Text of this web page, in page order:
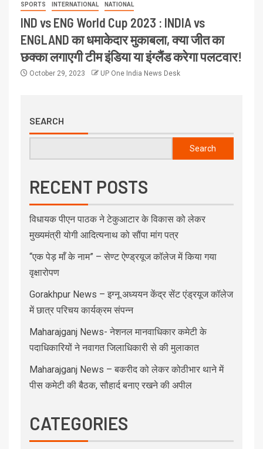
SPORTS INTERNATIONAL NATIONAL
IND vs ENG World Cup 2023 : INDIA vs
ENGLAND का धमाकेदार मुकाबला, क्या जीत का
छक्का लगाएगी टीम इंडिया या इंग्लैंड करेगा पलटवार!
October 29, 2023 UP One India News Desk
SEARCH
Search
RECENT POSTS
विधायक पीएन पाठक ने टेकुआटार के विकास को लेकर
मुख्यमंत्री योगी आदित्यनाथ को सौंपा मांग पत्र
“एक पेड़ माँ के नाम” – सेण्ट ऐण्ड्रयूज कॉलेज में किया गया
वृक्षारोपण
Gorakhpur News – इग्नू अध्ययन केंद्र सेंट एंड्रयूज कॉलेज
में छात्र परिचय कार्यक्रम संपन्न
Maharajganj News- नेशनल मानवाधिकार कमेटी के
पदाधिकारियों ने नवागत जिलाधिकारी से की मुलाकात
Maharajganj News – बकरीद को लेकर कोठीभार थाने में
पीस कमेटी की बैठक, सौहार्द बनाए रखने की अपील
CATEGORIES